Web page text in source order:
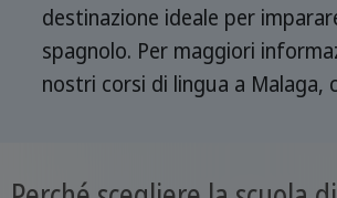
destinazione ideale per
spagnolo. Per maggiori
nostri corsi di lingua a Malaga,